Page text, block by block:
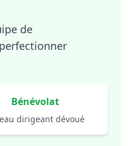
de
Bénévolat
dirigeant dévoué